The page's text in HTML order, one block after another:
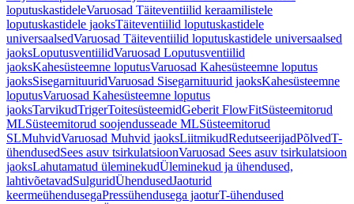
loputuskastideleVaruosad Täiteventiilid keraamilistele
loputuskastidele jaoksTäiteventiilid loputuskastidele
universaalsedVaruosad Täiteventiilid loputuskastidele universaalsed
jaoksLoputusventiilidVaruosad Loputusventiilid
jaoksKahesüsteemne loputusVaruosad Kahesüsteemne loputus
jaoksSisegarnituuridVaruosad Sisegarnituurid jaoksKahesüsteemne
loputusVaruosad Kahesüsteemne loputus
jaoksTarvikudTrigerToitesüsteemidGeberit FlowFitSüsteemitorud
MLSüsteemitorud soojendusseade MLSüsteemitorud
SLMuhvidVaruosad Muhvid jaoksLiitmikudRedutseerijadPõlvedT-
ühendusedSees asuv tsirkulatsioonVaruosad Sees asuv tsirkulatsioon
jaoksLahutamatud üleminekudÜleminekud ja ühendused,
lahtivõetavadSulguridÜhendusedJaoturid
keermeühendusegaPressühendusega jaoturT-ühendused